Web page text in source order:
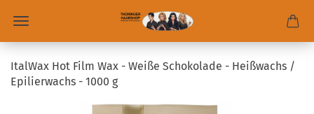
ItalWax Hot Film Wax - Weiße Schokolade - Heißwachs /
Epilierwachs - 1000 g